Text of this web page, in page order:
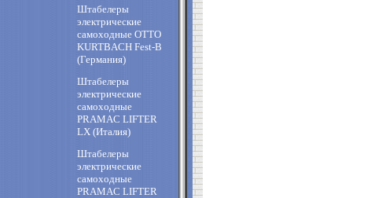
Штабелеры
электрические
самоходные OTTO
KURTBACH Fest-B
(Германия)
Штабелеры
электрические
самоходные
PRAMAC LIFTER
LX (Италия)
Штабелеры
электрические
самоходные
PRAMAC LIFTER